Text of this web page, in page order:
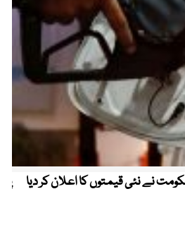
نے نئی قیمتوں کا اعلان کر دیا